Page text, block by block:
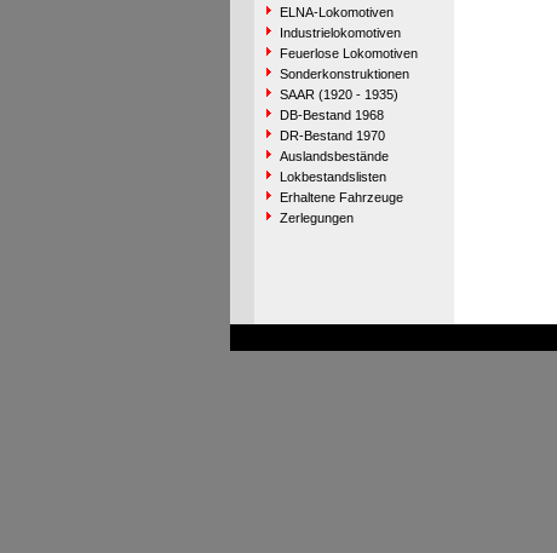
ELNA-Lokomotiven
Industrielokomotiven
Feuerlose Lokomotiven
Sonderkonstruktionen
SAAR (1920 - 1935)
DB-Bestand 1968
DR-Bestand 1970
Auslandsbestände
Lokbestandslisten
Erhaltene Fahrzeuge
Zerlegungen